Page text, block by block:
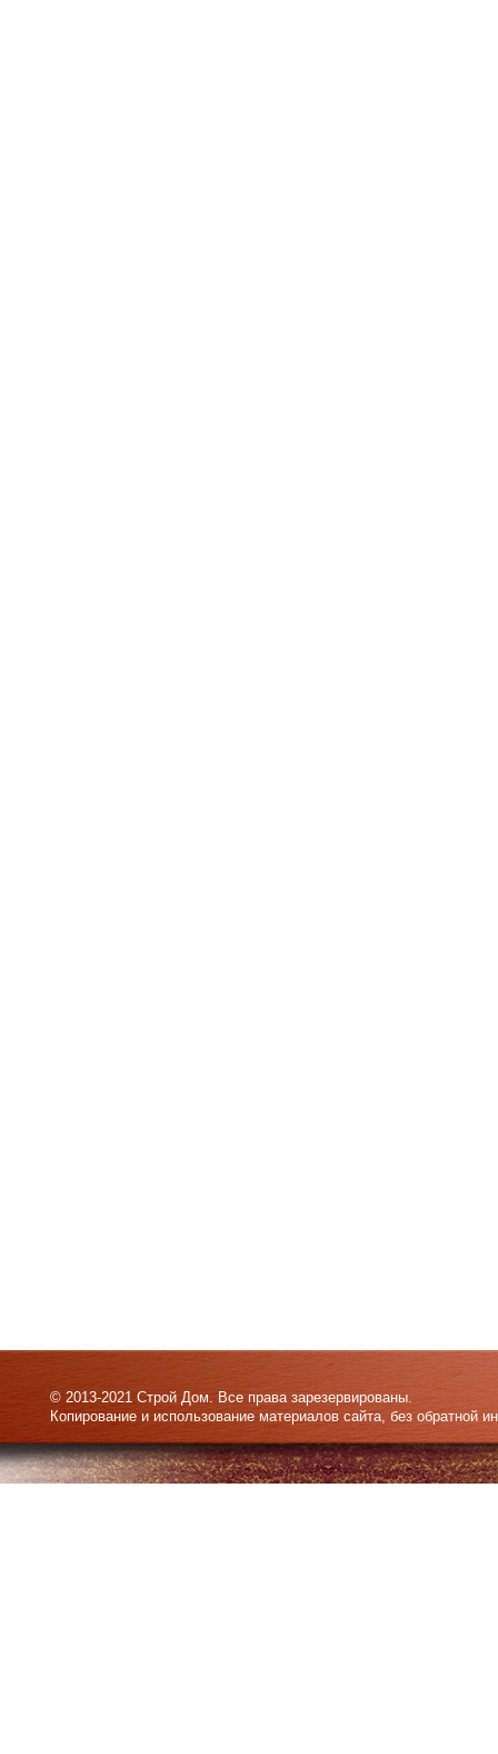
© 2013-2021 Строй Дом. Все права зарезервированы.
Копирование и использование материалов сайта, без обратной